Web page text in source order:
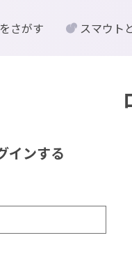
インする
さがす スマウト